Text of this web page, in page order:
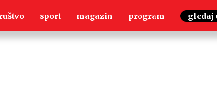
sport magazin program gledaj